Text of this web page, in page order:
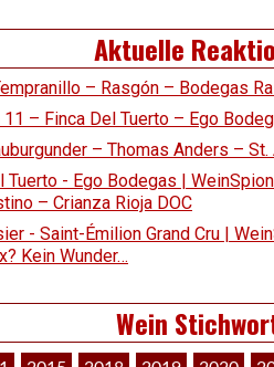
Aktuelle
– Rasgón – Bodegas
– Finca Del Tuerto – Ego
– Thomas Anders – St.
Tuerto - Ego Bodegas |
– Crianza Rioja DOC
- Saint-Émilion Grand Cru |
Kein Wunder…
Wein